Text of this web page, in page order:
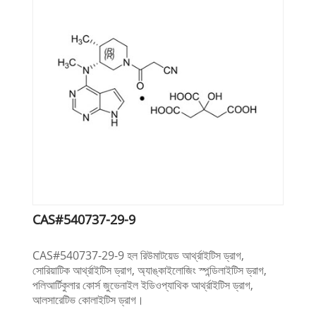
CAS#540737-29-9
CAS#540737-29-9 হল রিউমাটয়েড আর্থ্রাইটিস ড্রাগ,
সোরিয়াটিক আর্থ্রাইটিস ড্রাগ, অ্যাঙ্কাইলোজিং স্পন্ডিলাইটিস ড্রাগ,
পলিআর্টিকুলার কোর্স জুভেনাইল ইডিওপ্যাথিক আর্থ্রাইটিস ড্রাগ,
আলসারেটিভ কোলাইটিস ড্রাগ।